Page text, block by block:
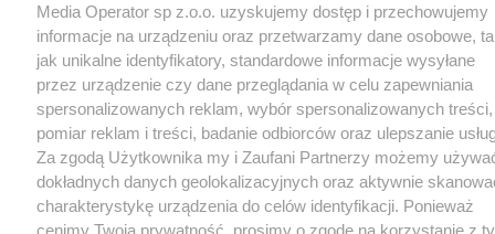
Media Operator sp z.o.o. uzyskujemy dostęp i przechowujemy
informacje na urządzeniu oraz przetwarzamy dane osobowe,
jak unikalne identyfikatory, standardowe informacje wysyłane
przez urządzenie czy dane przeglądania w celu zapewniania
spersonalizowanych reklam, wybór spersonalizowanych treści,
pomiar reklam i treści, badanie odbiorców oraz ulepszanie
Za zgodą Użytkownika my i Zaufani Partnerzy możemy
dokładnych danych geolokalizacyjnych oraz aktywnie
charakterystykę urządzenia do celów identyfikacji. Ponieważ
cenimy Twoją prywatność, prosimy o zgodę na korzystanie z